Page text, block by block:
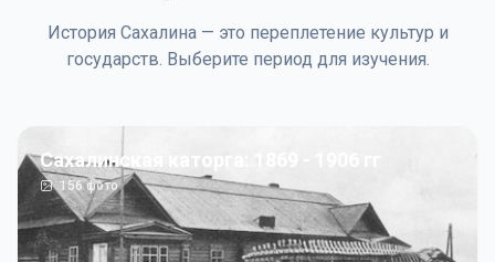
История Сахалина — это переплетение культур и
государств. Выберите период для изучения.
Сахалинская каторга: 1869 - 1906 гг
156фото